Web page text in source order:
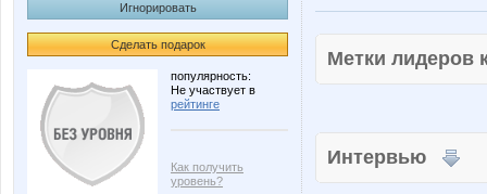
Игнорировать
Сделать подарок
популярность:
Не участвует в
рейтинге
Как получить
уровень?
Метки
Интервью